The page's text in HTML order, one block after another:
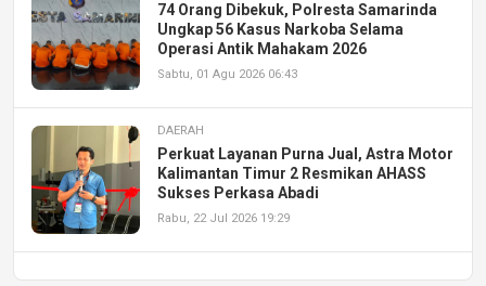
74 Orang Dibekuk, Polresta Samarinda
Ungkap 56 Kasus Narkoba Selama
Operasi Antik Mahakam 2026
Sabtu, 01 Agu 2026 06:43
DAERAH
Perkuat Layanan Purna Jual, Astra Motor
Kalimantan Timur 2 Resmikan AHASS
Sukses Perkasa Abadi
Rabu, 22 Jul 2026 19:29